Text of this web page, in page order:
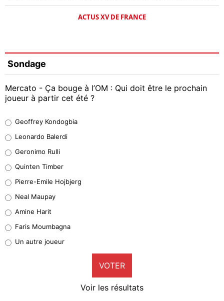
ACTUS XV DE FRANCE
Sondage
Mercato - Ça bouge à l’OM : Qui doit être le prochain
joueur à partir cet été ?
38%
32%
4%
1%
9%
Geoffrey Kondogbia
Leonardo Balerdi
Geronimo Rulli
Quinten Timber
Pierre-Emile Hojbjerg
Neal Maupay
Amine Harit
Faris Moumbagna
Un autre joueur
VOTER
Voir les résultats